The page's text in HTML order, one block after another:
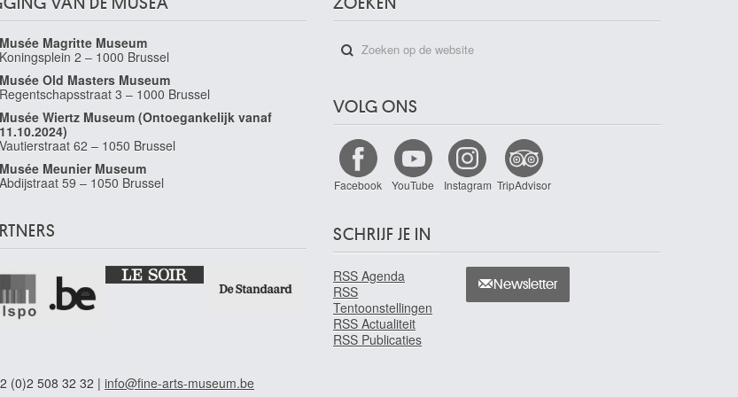
Musée Magritte Museum
Koningsplein 2 – 1000 Brussel
Musée Old Masters Museum
Regentschapsstraat 3 – 1000 Brussel
Musée Wiertz Museum (Ontoegankelijk vanaf
11.10.2024)
Vautierstraat 62 – 1050 Brussel
Musée Meunier Museum
Abdijstraat 59 – 1050 Brussel
VOLG ONS
Facebook YouTube Instagram TripAdvisor
SCHRIJF JE IN
RSS Agenda
RSS
Tentoonstellingen
RSS Actualiteit
RSS Publicaties
Newsletter
(0)2 508 32 32 | info@fine-arts-museum.be